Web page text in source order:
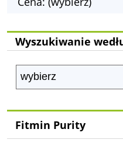
Wyszukiwanie
Fitmin Purity